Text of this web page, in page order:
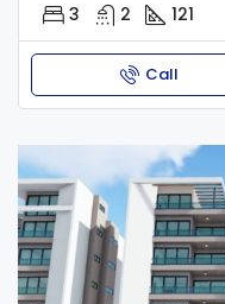
3 2 121
Call